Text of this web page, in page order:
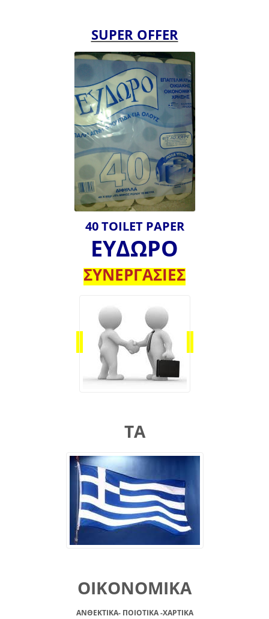
SUPER OFFER
40 TOILET PAPER
ΕΥΔΩΡΟ
ΣΥΝΕΡΓΑΣΙΕΣ
ΤΑ
ΟΙΚΟΝΟΜΙΚΑ
ΑΝΘΕΚΤΙΚΑ- ΠΟΙΟΤΙΚΑ -XAPTIKA